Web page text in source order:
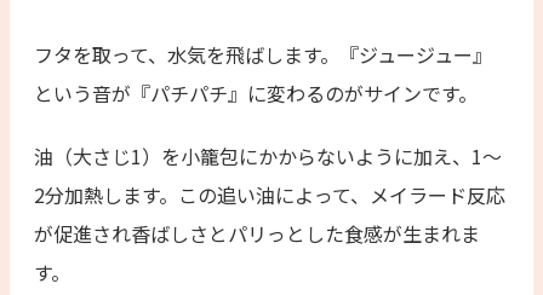
フタを取って、水気を飛ばします。『ジュージュー』
という音が『パチパチ』に変わるのがサインです。
油（大さじ1）を小籠包にかからないように加え、1〜
2分加熱します。この追い油によって、メイラード反応
が促進され香ばしさとパリっとした食感が生まれま
す。